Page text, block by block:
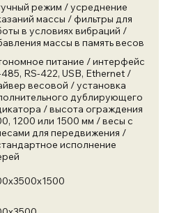
режим / усреднение
массы / фильтры для
в условиях вибраций /
массы в память весов
питание / интерфейс
485, RS-422, USB, Ethernet /
весовой / установка
дублирующего
/ высота ограждения
1200 или 1500 мм / весы с
для передвижения /
исполнение